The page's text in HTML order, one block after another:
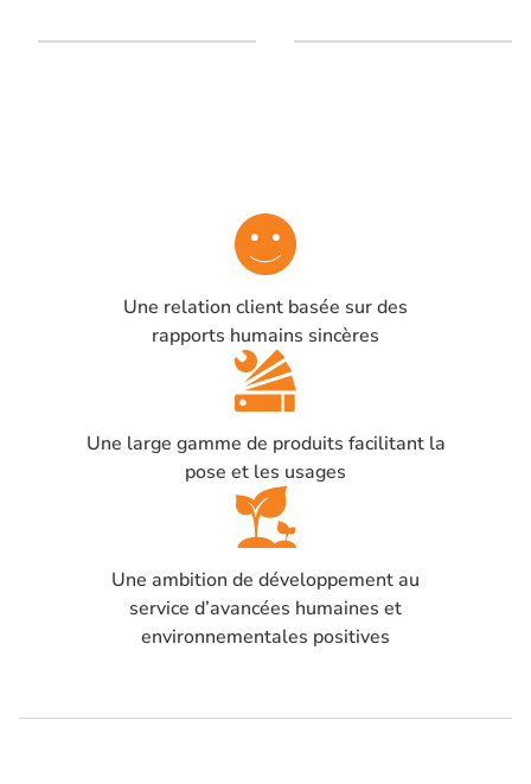
103 mm
Une relation client basée sur des
rapports humains sincères
Une large gamme de produits facilitant la
pose et les usages
Une ambition de développement au
service d’avancées humaines et
environnementales positives